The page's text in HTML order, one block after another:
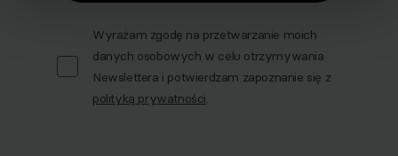
Wyrażam zgodę na przetwarzanie moich
danych osobowych w celu otrzymywania
Newslettera i potwierdzam zapoznanie się z
polityką prywatności.